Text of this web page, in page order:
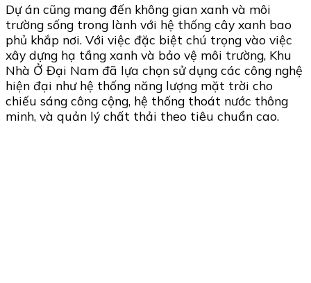
Dự án cũng mang đến không gian xanh và môi
trường sống trong lành với hệ thống cây xanh bao
phủ khắp nơi. Với việc đặc biệt chú trọng vào việc
xây dựng hạ tầng xanh và bảo vệ môi trường, Khu
Nhà Ở Đại Nam đã lựa chọn sử dụng các công nghệ
hiện đại như hệ thống năng lượng mặt trời cho
chiếu sáng công cộng, hệ thống thoát nước thông
minh, và quản lý chất thải theo tiêu chuẩn cao.